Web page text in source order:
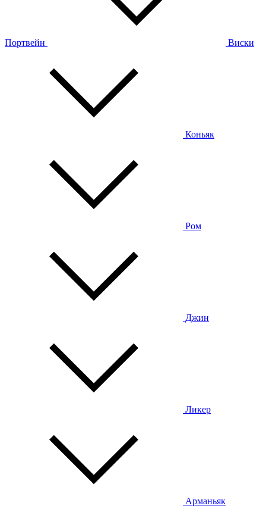
Портвейн Виски
Коньяк
Ром
Джин
Ликер
Арманьяк